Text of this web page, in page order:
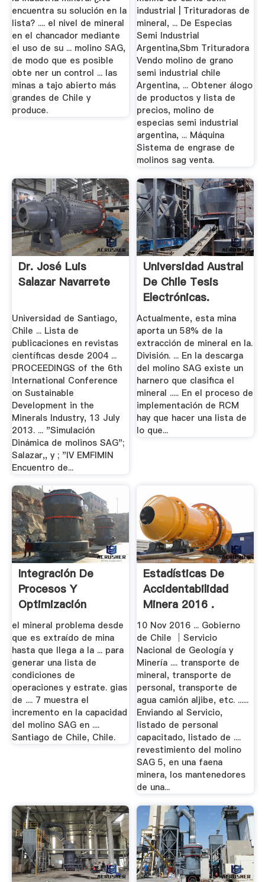
encuentra su solución en la
lista? .... el nivel de mineral
en el chancador mediante
el uso de su ... molino SAG,
de modo que es posible
obte ner un control ... las
minas a tajo abierto más
grandes de Chile y
produce.
industrial | Trituradoras de
mineral, ... De Especias
Semi Industrial
Argentina,Sbm Trituradora
Vendo molino de grano
semi industrial chile
Argentina, ... Obtener álogo
de productos y lista de
precios, molino de
especias semi industrial
argentina, ... Máquina
Sistema de engrase de
molinos sag venta.
Dr. José Luis
Salazar Navarrete
Universidad de Santiago,
Chile ... Lista de
publicaciones en revistas
científicas desde 2004 ...
PROCEEDINGS of the 6th
International Conference
on Sustainable
Development in the
Minerals Industry, 13 July
2013. ... "Simulación
Dinámica de molinos SAG";
Salazar,, y ; "IV EMFIMIN
Encuentro de...
Universidad Austral
De Chile Tesis
Electrónicas.
Actualmente, esta mina
aporta un 58% de la
extracción de mineral en la.
División. ... En la descarga
del molino SAG existe un
harnero que clasifica el
mineral ..... En el proceso de
implementación de RCM
hay que hacer una lista de
lo que...
Integración De
Procesos Y
Optimización
Desde La Mina.
el mineral problema desde
que es extraído de mina
hasta que llega a la ... para
generar una lista de
condiciones de
operaciones y estrate. gias
de .... 7 muestra el
incremento en la capacidad
del molino SAG en ....
Santiago de Chile, Chile.
Estadísticas De
Accidentabilidad
Minera 2016 .
10 Nov 2016 ... Gobierno
de Chile │Servicio
Nacional de Geología y
Minería .... transporte de
mineral, transporte de
personal, transporte de
agua camión aljibe, etc. ......
Enviando al Servicio,
listado de personal
capacitado, listado de ....
revestimiento del molino
SAG 5, en una faena
minera, los mantenedores
de una...